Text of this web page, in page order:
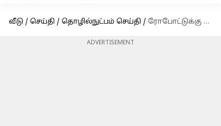
வீடு / செய்தி / தொழில்நுட்பம் செய்தி / ரோபோட்டுக்கு உணர்ச்சியை வழங்கிய விஞ்ஞானிகள்; மனித குலத்துக்கு ஆபத்தா?
ADVERTISEMENT